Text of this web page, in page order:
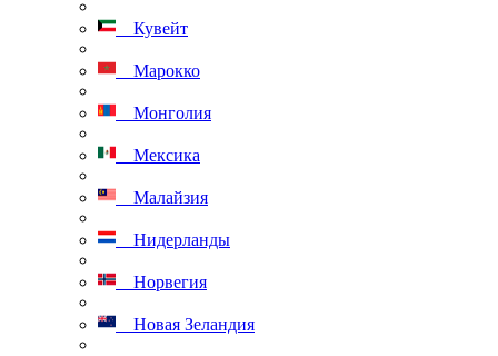
Кувейт
Марокко
Монголия
Мексика
Малайзия
Нидерланды
Норвегия
Новая Зеландия